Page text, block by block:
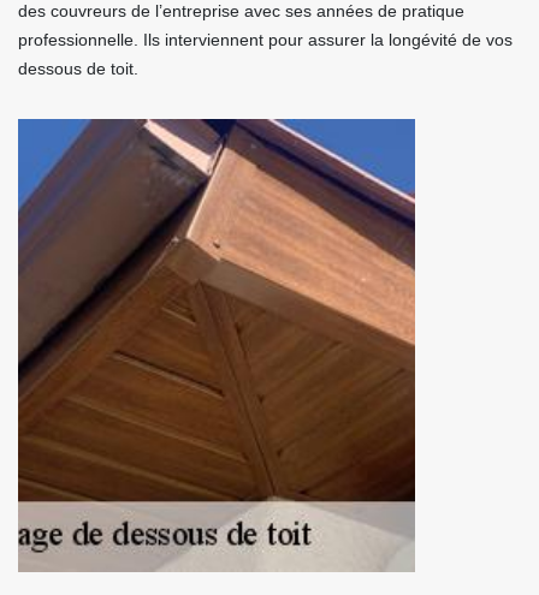
des couvreurs de l’entreprise avec ses années de pratique
professionnelle. Ils interviennent pour assurer la longévité de vos
dessous de toit.